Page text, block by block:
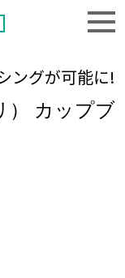
ングが可能に!
） カップブ